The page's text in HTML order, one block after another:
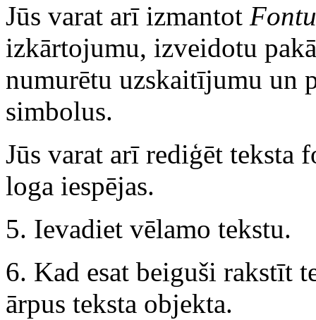
Jūs varat arī izmantot Fontu
izkārtojumu, izveidotu
numurētu uzskaitījumu un
simbolus.
Jūs varat arī rediģēt
loga iespējas.
5. Ievadiet vēlamo tekstu.
6. Kad esat beiguši rakstīt
ārpus teksta objekta.